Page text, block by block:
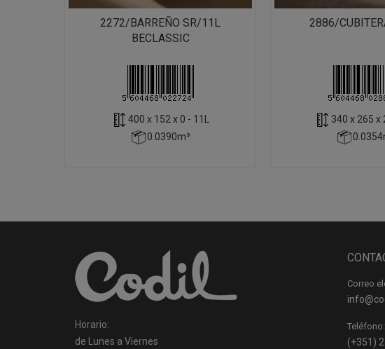
2272/BARREÑO SR/11L
BECLASSIC
400 x 152 x 0 - 11L
0.0390m³
2886/
340 x 265 x
Horario:
de Lunes a Viernes
Correo
Teléfono:
(+351)